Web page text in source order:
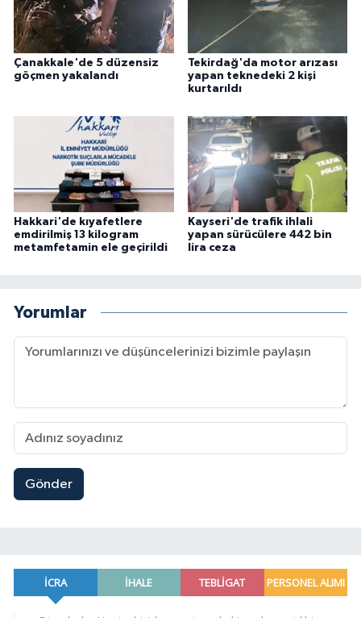
Çanakkale'de 5 düzensiz
göçmen yakalandı
Tekirdağ'da motor arızası
yapan teknedeki 2 kişi
kurtarıldı
Hakkari'de kıyafetlere
emdirilmiş 13 kilogram
metamfetamin ele geçirildi
Kayseri'de trafik ihlali
yapan sürücülere 442 bin
lira ceza
Yorumlar
Gönder